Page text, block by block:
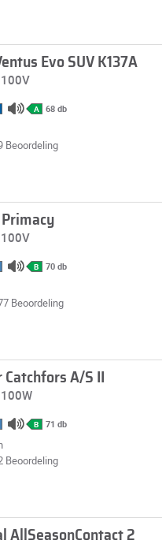
Evo SUV K137A
A 68 db
Beoordeling
Primacy
B 70 db
Beoordeling
A/S II
B 71 db
Beoordeling
AllSeasonContact 2